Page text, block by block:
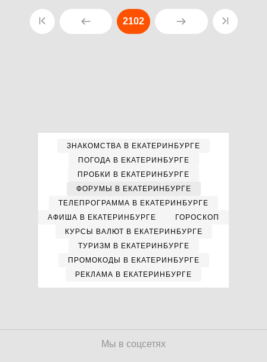
2102
ЗНАКОМСТВА В ЕКАТЕРИНБУРГЕ
ПОГОДА В ЕКАТЕРИНБУРГЕ
ПРОБКИ В ЕКАТЕРИНБУРГЕ
ФОРУМЫ В ЕКАТЕРИНБУРГЕ
ТЕЛЕПРОГРАММА В ЕКАТЕРИНБУРГЕ
АФИША В ЕКАТЕРИНБУРГЕ
ГОРОСКОП
КУРСЫ ВАЛЮТ В ЕКАТЕРИНБУРГЕ
ТУРИЗМ В ЕКАТЕРИНБУРГЕ
ПРОМОКОДЫ В ЕКАТЕРИНБУРГЕ
РЕКЛАМА В ЕКАТЕРИНБУРГЕ
Мы в соцсетях